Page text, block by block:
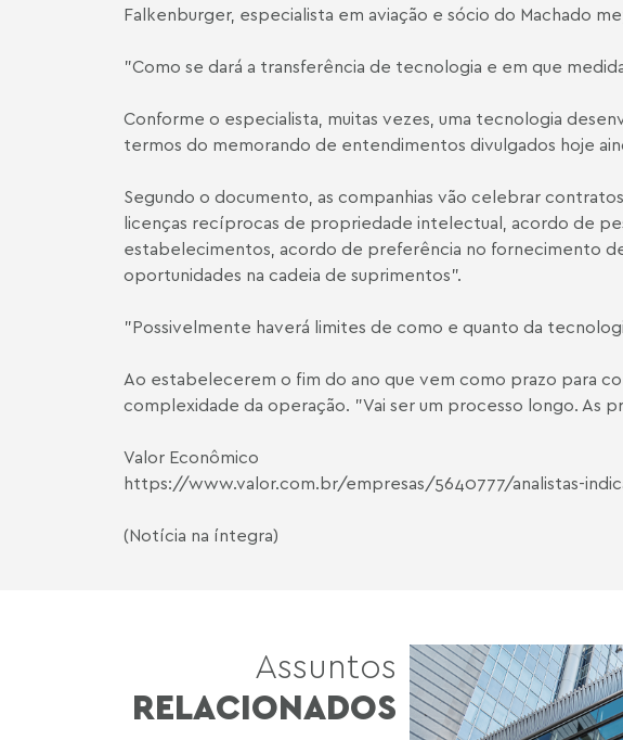
Falkenburger, especialista em aviação e sócio do Machado
"Como se dará a transferência de tecnologia e em que
Conforme o especialista, muitas vezes, uma tecnologia
termos do memorando de entendimentos divulgados hoje
Segundo o documento, as companhias vão celebrar
licenças recíprocas de propriedade intelectual, acordo de
estabelecimentos, acordo de preferência no fornecimento
oportunidades na cadeia de suprimentos".
"Possivelmente haverá limites de como e quanto da
Ao estabelecerem o fim do ano que vem como prazo para
complexidade da operação. "Vai ser um processo longo. As
Valor Econômico
https://www.valor.com.br/empresas/5640777/analistas-
(Notícia na íntegra)
Assuntos
RELACIONADOS